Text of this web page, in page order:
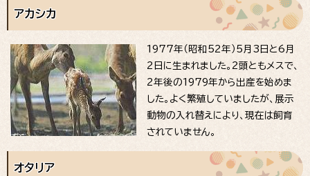
アカシカ
1977年（昭和52年）5月3日と6月
2日に生まれました。2頭ともメスで、
2年後の1979年から出産を始めま
した。よく繁殖していましたが、展示
動物の入れ替えにより、現在は飼育
されていません。
オタリア